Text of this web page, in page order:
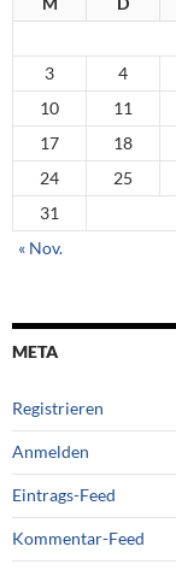
3
4
10
11
17
18
24
25
31
« Nov.
META
Registrieren
Anmelden
Eintrags-Feed
Kommentar-Feed